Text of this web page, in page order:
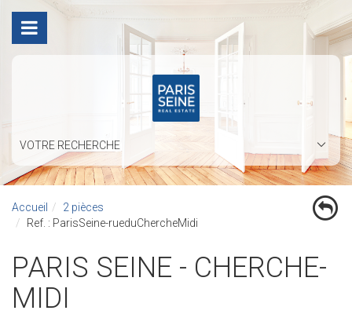
VOTRE RECHERCHE
Accueil
2 pièces
Ref. : ParisSeine-rueduChercheMidi
PARIS SEINE - CHERCHE-
MIDI